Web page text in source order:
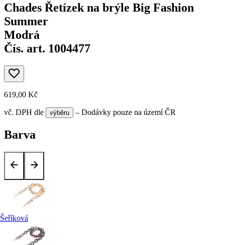
Chades Řetízek na brýle Big Fashion
Summer
Modrá
Čís. art. 1004477
619,00 Kč
vč. DPH dle výběru – Dodávky pouze na území ČR
Barva
Šeříková